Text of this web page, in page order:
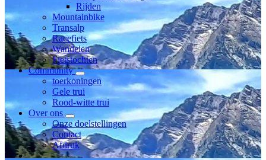
Rijden
Mountainbike
Transalp
Racefiets
Wandelen
Fietstochten
Community
toerkoningen
Gele trui
Rood-witte trui
Over ons
Onze doelstellingen
Contact
Afdruk